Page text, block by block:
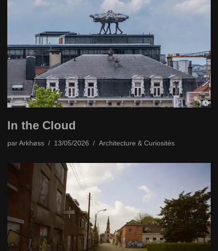
In the Cloud
par Arkhøss 13/05/2026 Architecture & Curiosités